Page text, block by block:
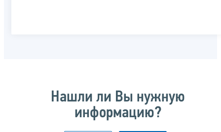
Нашли ли Вы нужную
информацию?